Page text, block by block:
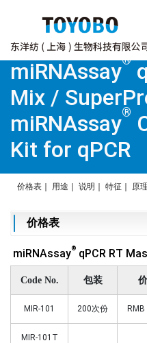
miRNAssay®
Mix /
miRNAssay®
Kit for qPCR
价格表 用途 说明 特征 原理
价格表
miRNAssay® qPCR RT
Code No. 包装
MIR-101 200次份
MIR-101T